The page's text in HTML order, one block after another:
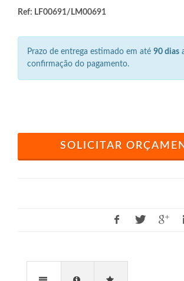
Ref: LF00691/LM00691
Prazo de entrega estimado em até 90 dias
confirmação do pagamento.
SOLICITAR